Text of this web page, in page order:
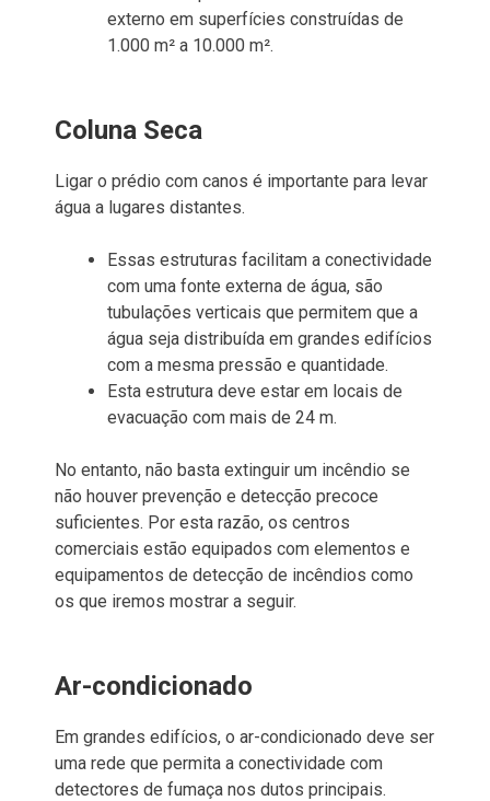
externo em superfícies construídas de
1.000 m² a 10.000 m².
Coluna Seca
Ligar o prédio com canos é importante para levar
água a lugares distantes.
Essas estruturas facilitam a conectividade
com uma fonte externa de água, são
tubulações verticais que permitem que a
água seja distribuída em grandes edifícios
com a mesma pressão e quantidade.
Esta estrutura deve estar em locais de
evacuação com mais de 24 m.
No entanto, não basta extinguir um incêndio se
não houver prevenção e detecção precoce
suficientes. Por esta razão, os centros
comerciais estão equipados com elementos e
equipamentos de detecção de incêndios como
os que iremos mostrar a seguir.
Ar-condicionado
Em grandes edifícios, o ar-condicionado deve ser
uma rede que permita a conectividade com
detectores de fumaça nos dutos principais.